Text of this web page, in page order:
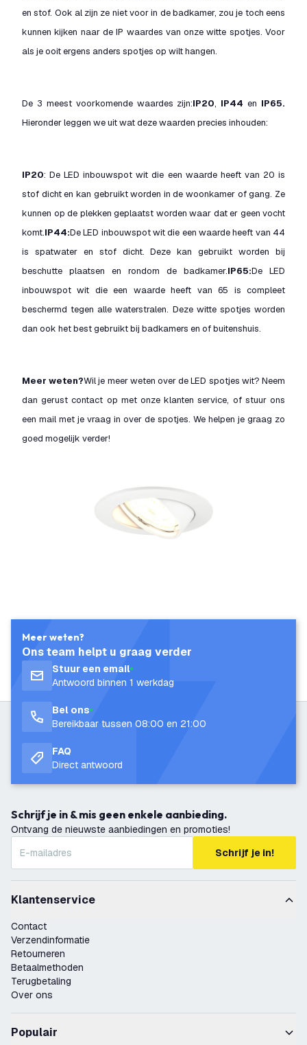
en stof. Ook al zijn ze niet voor in de badkamer, zou je toch eens
kunnen kijken naar de IP waardes van onze witte spotjes. Voor
als je ooit ergens anders spotjes op wilt hangen.
De 3 meest voorkomende waardes zijn:IP20, IP44en IP65.
Hieronder leggen we uit wat deze waarden precies inhouden:
IP20: De LED inbouwspot wit die een waarde heeft van 20 is
stof dicht en kan gebruikt worden in de woonkamer of gang. Ze
kunnen op de plekken geplaatst worden waar dat er geen vocht
komt.IP44:De LED inbouwspot wit die een waarde heeft van 44
is spatwater en stof dicht. Deze kan gebruikt worden bij
beschutte plaatsen en rondom de badkamer.IP65:De LED
inbouwspot wit die een waarde heeft van 65 is compleet
beschermd tegen alle waterstralen. Deze witte spotjes worden
dan ook het best gebruikt bij badkamers en of buitenshuis.
Meer weten?Wil je meer weten over de LED spotjes wit? Neem
dan gerust contact op met onze klanten service, of stuur ons
een mail met je vraag in over de spotjes. We helpen je graag zo
goed mogelijk verder!
Meer weten?
Ons team helpt u graag verder
Stuur een email
Antwoord binnen 1 werkdag
Bel ons
Bereikbaar tussen 08:00 en 21:00
FAQ
Direct antwoord
Schrijf je in & mis geen enkele aanbieding.
Ontvang de nieuwste aanbiedingen en promoties!
Schrijf je in!
Klantenservice
Contact
Verzendinformatie
Retourneren
Betaalmethoden
Terugbetaling
Over ons
Populair